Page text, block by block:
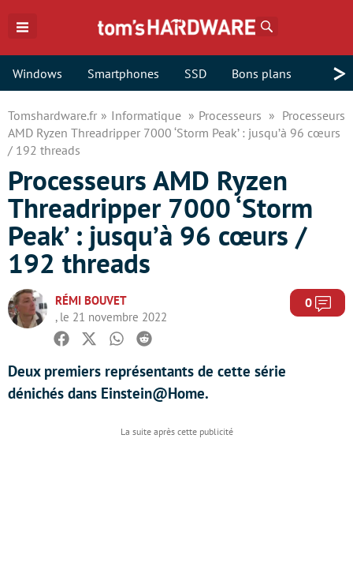
Windows Smartphones SSD Bons plans >
Tomshardware.fr Informatique Processeurs
Processeurs
AMD Ryzen Threadripper 7000 ‘Storm Peak’ : jusqu’à 96 cœurs
/ 192 threads
Processeurs AMD Ryzen
Threadripper 7000 ‘Storm
Peak’ : jusqu’à 96 cœurs /
192 threads
RÉMI BOUVET
, le 21 novembre 2022
0
Facebook
TwitterWhatsapp
Reddit
Deux premiers représentants de cette série
dénichés dans Einstein@Home.